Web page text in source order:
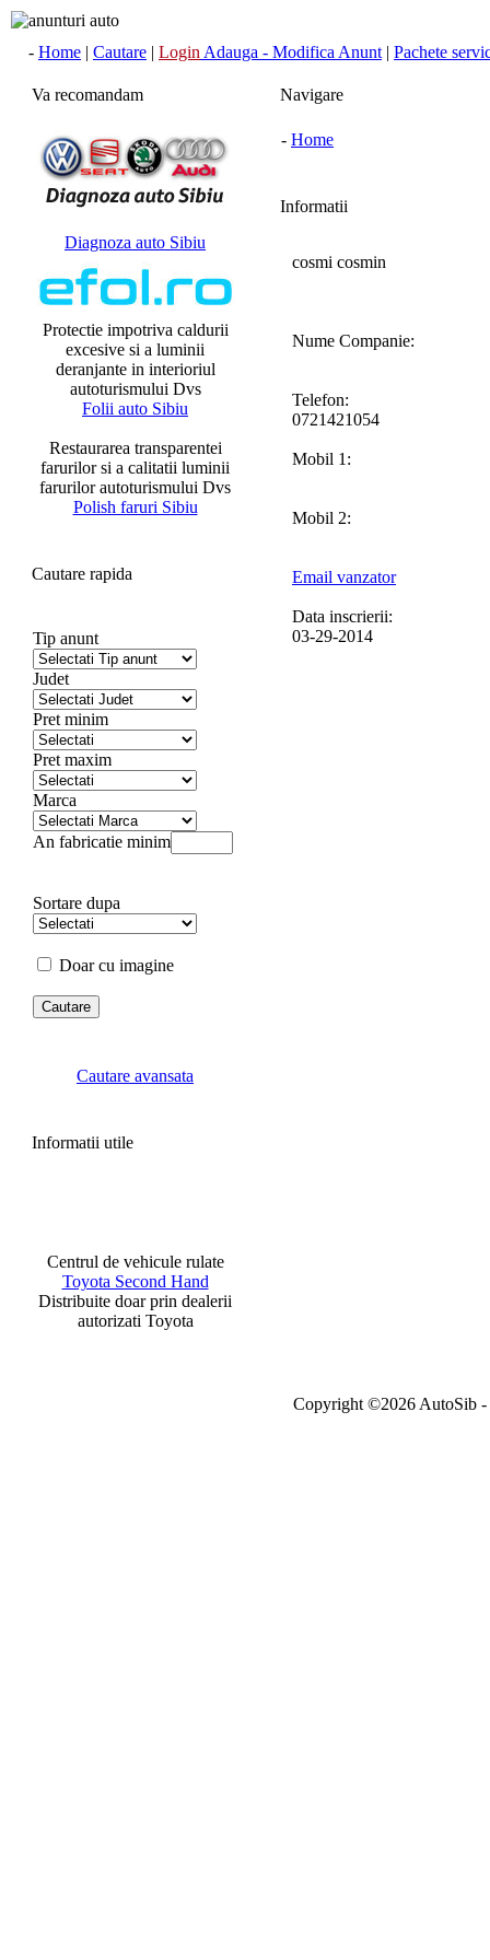
- Home | Cautare | Login Adauga - Modifica Anunt | Pachete
Va recomandam
Diagnoza auto Sibiu
Protectie impotriva caldurii
excesive si a luminii
deranjante in interioriul
autoturismului Dvs
Folii auto Sibiu
Restaurarea transparentei
farurilor si a calitatii luminii
farurilor autoturismului Dvs
Polish faruri Sibiu
Cautare rapida
Tip anunt
Judet
Pret minim
Pret maxim
Marca
An fabricatie minim
Sortare dupa
Doar cu imagine
Cautare avansata
Informatii utile
Centrul de vehicule rulate
Toyota Second Hand
Distribuite doar prin dealerii
autorizati Toyota
Navigare
- Home
Informatii
cosmi cosmin
Nume Companie:
Telefon:
0721421054
Mobil 1:
Mobil 2:
Email vanzator
Data inscrierii:
03-29-2014
Copyright ©2026 AutoSib -